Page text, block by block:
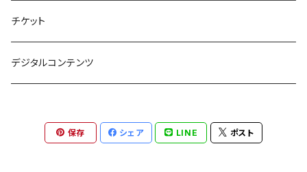
チケット
デジタルコンテンツ
保存 シェア LINE ポスト